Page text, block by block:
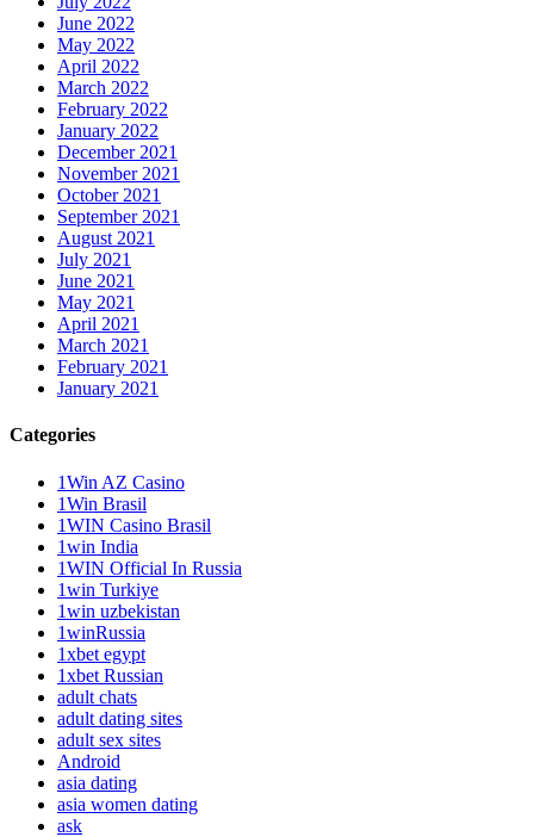
June 2022
May 2022
April 2022
March 2022
February 2022
January 2022
December 2021
November 2021
October 2021
September 2021
August 2021
July 2021
June 2021
May 2021
April 2021
March 2021
February 2021
January 2021
Categories
1Win AZ Casino
1Win Brasil
1WIN Casino Brasil
1win India
1WIN Official In Russia
1win Turkiye
1win uzbekistan
1winRussia
1xbet egypt
1xbet Russian
adult chats
adult dating sites
adult sex sites
Android
asia dating
asia women dating
ask